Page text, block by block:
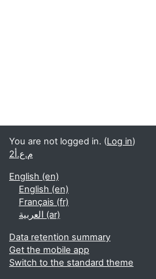
You are not logged in. (Log in)
م.ع.أ2
English ‎(en)‎
English ‎(en)‎
Français ‎(fr)‎
العربية ‎(ar)‎
Data retention summary
Get the mobile app
Switch to the standard theme